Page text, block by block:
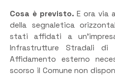
Cosa è previsto.E ora via
della segnaletica
stati affidati a
Infrastrutture Stradali di
Affidamento esterno
scorso il Comune non